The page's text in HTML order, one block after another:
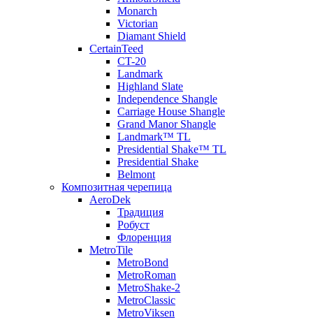
Monarch
Victorian
Diamant Shield
CertainTeed
CT-20
Landmark
Highland Slate
Independence Shangle
Carriage House Shangle
Grand Manor Shangle
Landmark™ TL
Presidential Shake™ TL
Presidential Shake
Belmont
Композитная черепица
AeroDek
Традиция
Робуст
Флоренция
MetroTile
MetroBond
MetroRoman
MetroShake-2
MetroClassic
MetroViksen